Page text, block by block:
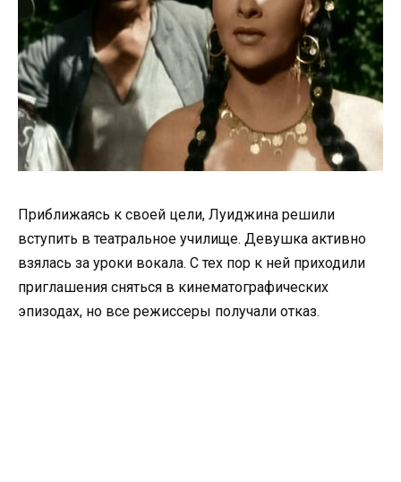
Приближаясь к своей цели, Луиджина решили
вступить в театральное училище. Девушка активно
взялась за уроки вокала. С тех пор к ней приходили
приглашения сняться в кинематографических
эпизодах, но все режиссеры получали отказ.